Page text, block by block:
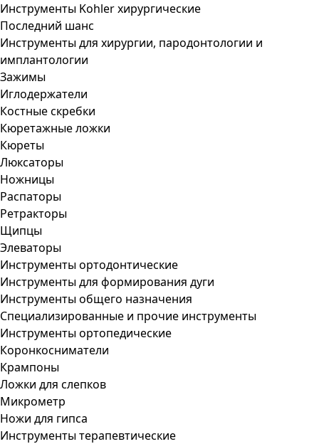
Инструменты Kohler хирургические
Последний шанс
Инструменты для хирургии, пародонтологии и
имплантологии
Зажимы
Иглодержатели
Костные скребки
Кюретажные ложки
Кюреты
Люксаторы
Ножницы
Распаторы
Ретракторы
Щипцы
Элеваторы
Инструменты ортодонтические
Инструменты для формирования дуги
Инструменты общего назначения
Специализированные и прочие инструменты
Инструменты ортопедические
Коронкосниматели
Крампоны
Ложки для слепков
Микрометр
Ножи для гипса
Инструменты терапевтические